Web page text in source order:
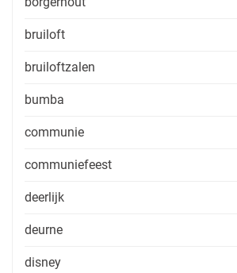
bruiloft
bruiloftzalen
bumba
communie
communiefeest
deerlijk
deurne
disney